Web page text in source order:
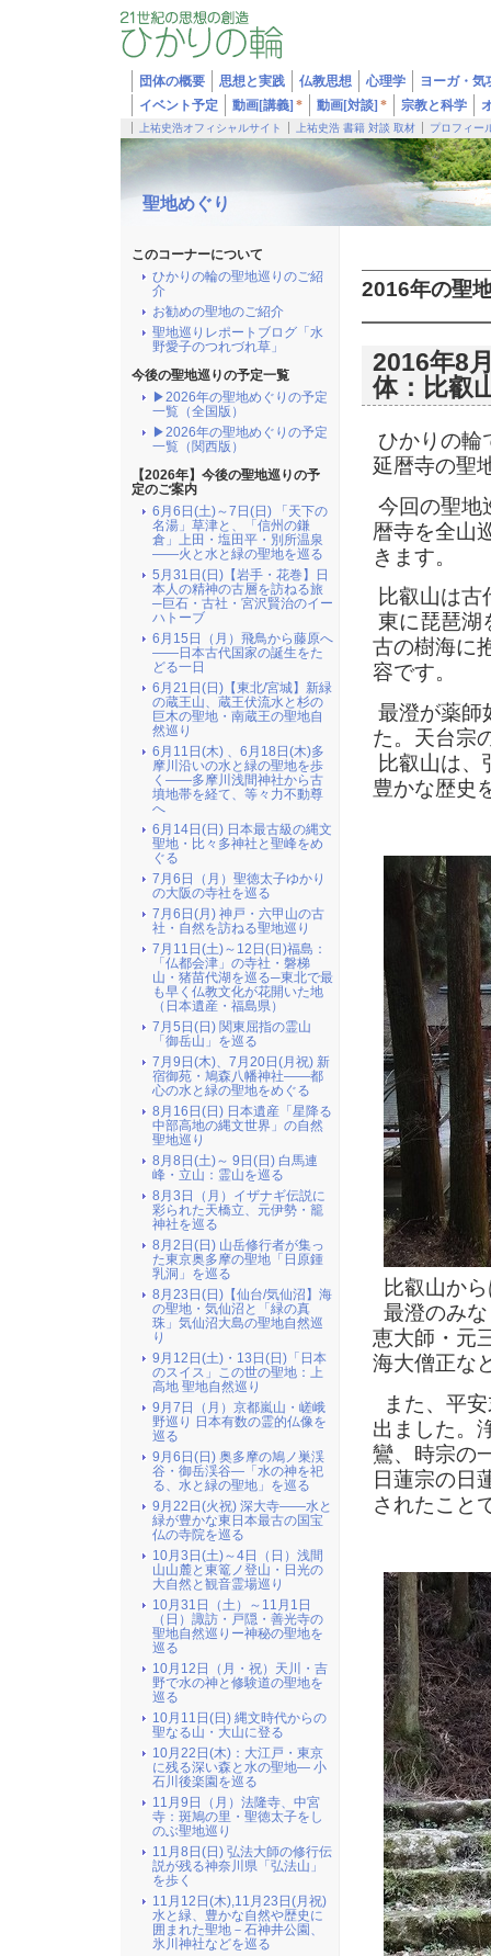
団体の概要 思想と実践 仏教思想 心理学
ヨーガ・気
イベント予定
動画[講義] * 動画[対談] * 宗教と科学
上祐史浩オフィシャルサイト 上祐史浩 書籍 対談 取材 プロフィー
聖地めぐり
2016年の聖
2016年8
体：比叡
ひかりの輪
延暦寺の聖
今回の聖地
暦寺を全山
きます。
比叡山は古
東に琵琶湖
古の樹海に
容です。
最澄が薬師
た。天台宗
比叡山は
豊かな歴史
比叡山か
最澄のみ
恵大師・元
海大僧正な
また、平
出ました。
鸞、時宗の
日蓮宗の日
されたこと
このコーナーについて
ひかりの輪の聖地巡りのご紹
介
お勧めの聖地のご紹介
聖地巡りレポートブログ「水
野愛子のつれづれ草」
今後の聖地巡りの予定一覧
▶2026年の聖地めぐりの予定
一覧（全国版）
▶2026年の聖地めぐりの予定
一覧（関西版）
【2026年】今後の聖地巡りの予
定のご案内
6月6日(土)～7日(日) 「天下の
名湯」草津と、「信州の鎌
倉」上田・塩田平・別所温泉
――火と水と緑の聖地を巡る
5月31日(日)【岩手・花巻】日
本人の精神の古層を訪ねる旅
─巨石・古社・宮沢賢治のイー
ハトーブ
6月15日（月）飛鳥から藤原へ
――日本古代国家の誕生をた
どる一日
6月21日(日)【東北/宮城】新緑
の蔵王山、蔵王伏流水と杉の
巨木の聖地・南蔵王の聖地自
然巡り
6月11日(木) 、6月18日(木)多
摩川沿いの水と緑の聖地を歩
く――多摩川浅間神社から古
墳地帯を経て、等々力不動尊
へ
6月14日(日) 日本最古級の縄文
聖地・比々多神社と聖峰をめ
ぐる
7月6日（月）聖徳太子ゆかり
の大阪の寺社を巡る
7月6日(月) 神戸・六甲山の古
社・自然を訪ねる聖地巡り
7月11日(土)～12日(日)福島：
「仏都会津」の寺社・磐梯
山・猪苗代湖を巡る─東北で最
も早く仏教文化が花開いた地
（日本遺産・福島県）
7月5日(日) 関東屈指の霊山
「御岳山」を巡る
7月9日(木)、7月20日(月祝) 新
宿御苑・鳩森八幡神社――都
心の水と緑の聖地をめぐる
8月16日(日) 日本遺産「星降る
中部高地の縄文世界」の自然
聖地巡り
8月8日(土)～ 9日(日) 白馬連
峰・立山：霊山を巡る
8月3日（月）イザナギ伝説に
彩られた天橋立、元伊勢・籠
神社を巡る
8月2日(日) 山岳修行者が集っ
た東京奥多摩の聖地「日原鍾
乳洞」を巡る
8月23日(日)【仙台/気仙沼】海
の聖地・気仙沼と「緑の真
珠」気仙沼大島の聖地自然巡
り
9月12日(土)・13日(日)「日本
のスイス」この世の聖地：上
高地 聖地自然巡り
9月7日（月）京都嵐山・嵯峨
野巡り 日本有数の霊的仏像を
巡る
9月6日(日) 奥多摩の鳩ノ巣渓
谷・御岳渓谷―「水の神を祀
る、水と緑の聖地」を巡る
9月22日(火祝) 深大寺――水と
緑が豊かな東日本最古の国宝
仏の寺院を巡る
10月3日(土)～4日（日）浅間
山山麓と東篭ノ登山・日光の
大自然と観音霊場巡り
10月31日（土）～11月1日
（日）諏訪・戸隠・善光寺の
聖地自然巡りー神秘の聖地を
巡る
10月12日（月・祝）天川・吉
野で水の神と修験道の聖地を
巡る
10月11日(日) 縄文時代からの
聖なる山・大山に登る
10月22日(木)：大江戸・東京
に残る深い森と水の聖地― 小
石川後楽園を巡る
11月9日（月）法隆寺、中宮
寺：斑鳩の里・聖徳太子をし
のぶ聖地巡り
11月8日(日) 弘法大師の修行伝
説が残る神奈川県「弘法山」
を歩く
11月12日(木),11月23日(月祝)
水と緑、豊かな自然や歴史に
囲まれた聖地－石神井公園、
氷川神社などを巡る